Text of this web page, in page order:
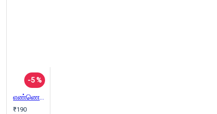
-5 %
எண்ணெய் அரசியல்
₹190